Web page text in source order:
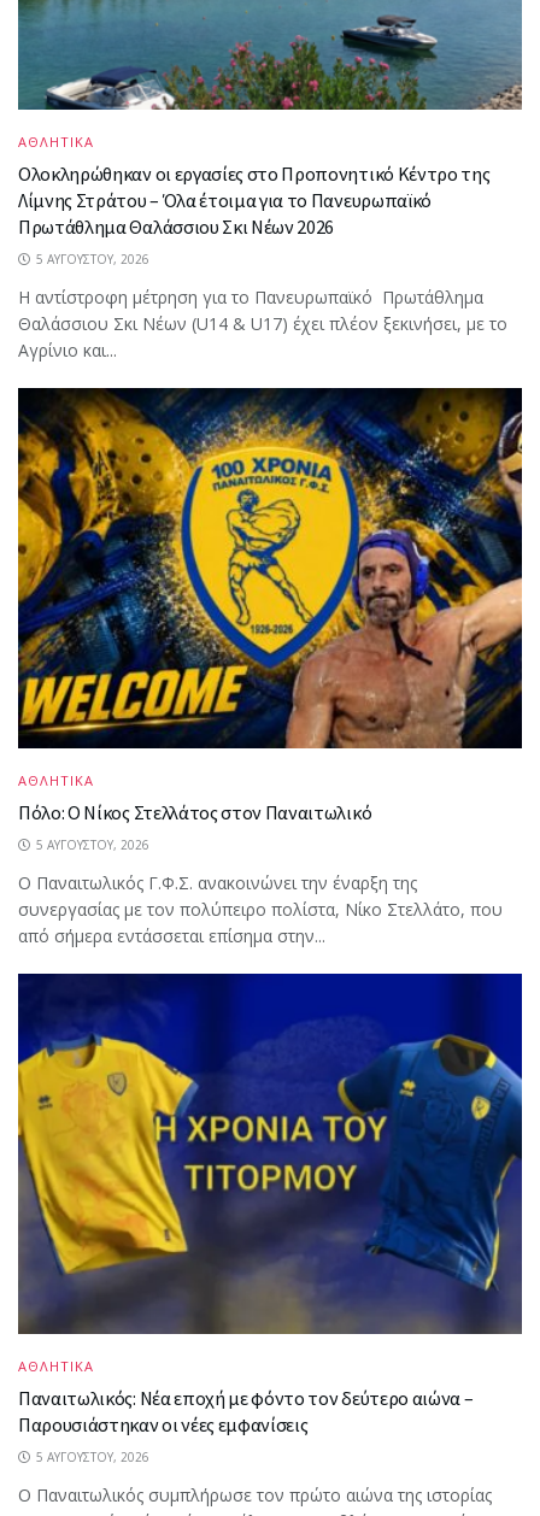
ΑΘΛΗΤΙΚΑ
Ολοκληρώθηκαν οι εργασίες στο Προπονητικό Κέντρο της
Λίμνης Στράτου – Όλα έτοιμα για το Πανευρωπαϊκό
Πρωτάθλημα Θαλάσσιου Σκι Νέων 2026
5 ΑΥΓΟΎΣΤΟΥ, 2026
Η αντίστροφη μέτρηση για το Πανευρωπαϊκό Πρωτάθλημα
Θαλάσσιου Σκι Νέων (U14 & U17) έχει πλέον ξεκινήσει, με το
Αγρίνιο και...
ΑΘΛΗΤΙΚΑ
Πόλο: Ο Νίκος Στελλάτος στον Παναιτωλικό
5 ΑΥΓΟΎΣΤΟΥ, 2026
Ο Παναιτωλικός Γ.Φ.Σ. ανακοινώνει την έναρξη της
συνεργασίας με τον πολύπειρο πολίστα, Νίκο Στελλάτο, που
από σήμερα εντάσσεται επίσημα στην...
ΑΘΛΗΤΙΚΑ
Παναιτωλικός: Νέα εποχή με φόντο τον δεύτερο αιώνα –
Παρουσιάστηκαν οι νέες εμφανίσεις
5 ΑΥΓΟΎΣΤΟΥ, 2026
Ο Παναιτωλικός συμπλήρωσε τον πρώτο αιώνα της ιστορίας